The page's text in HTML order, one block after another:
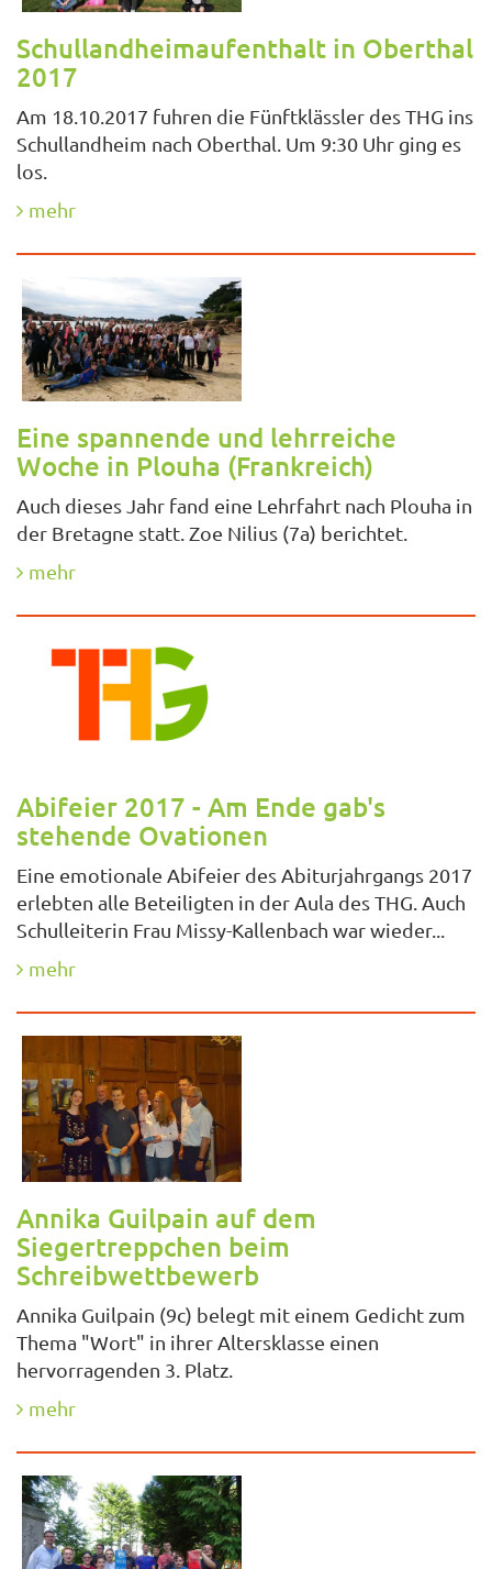
Schullandheimaufenthalt in Oberthal
2017
Am 18.10.2017 fuhren die Fünftklässler des THG ins
Schullandheim nach Oberthal. Um 9:30 Uhr ging es
los.
mehr
Eine spannende und lehrreiche
Woche in Plouha (Frankreich)
Auch dieses Jahr fand eine Lehrfahrt nach Plouha in
der Bretagne statt. Zoe Nilius (7a) berichtet.
mehr
Abifeier 2017 - Am Ende gab's
stehende Ovationen
Eine emotionale Abifeier des Abiturjahrgangs 2017
erlebten alle Beteiligten in der Aula des THG. Auch
Schulleiterin Frau Missy-Kallenbach war wieder...
mehr
Annika Guilpain auf dem
Siegertreppchen beim
Schreibwettbewerb
Annika Guilpain (9c) belegt mit einem Gedicht zum
Thema "Wort" in ihrer Altersklasse einen
hervorragenden 3. Platz.
mehr